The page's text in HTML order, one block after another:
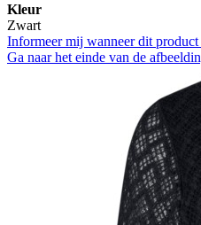
Kleur
Zwart
Informeer mij wanneer dit
Ga naar het einde van de